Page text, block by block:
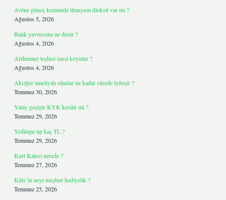
Avène güneş kreminde titanyum dioksit var mı ?
Ağustos 5, 2026
Balık yavrusuna ne denir ?
Ağustos 4, 2026
Alzheimer teşhisi nasıl koyulur ?
Ağustos 4, 2026
Akciğer ameliyatı olanlar ne kadar sürede iyileşir ?
Temmuz 30, 2026
Yatay geçişte KYK kesilir mi ?
Temmuz 29, 2026
Yeditepe tıp kaç TL ?
Temmuz 29, 2026
Kurt Kalesi nerede ?
Temmuz 27, 2026
Kilis’in neyi meşhur hediyelik ?
Temmuz 25, 2026